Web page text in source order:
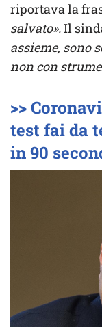
riportava la
salvato».Il
assieme, sono
non con
>>
test fai da
in 90